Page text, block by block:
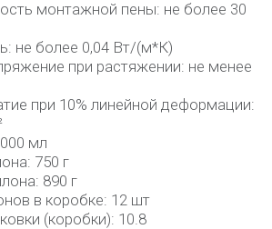
монтажной пены: не более 30
не более 0,04 Вт/(м*К)
при растяжении: не менее
при 10% линейной деформации:
мл
750 г
890 г
в коробке: 12 шт
(коробки): 10.8